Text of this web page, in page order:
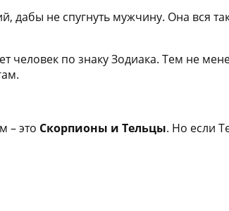
не спугнуть мужчину. Она вся
по знаку Зодиака. Тем не
– это Скорпионы и Тельцы. Но если